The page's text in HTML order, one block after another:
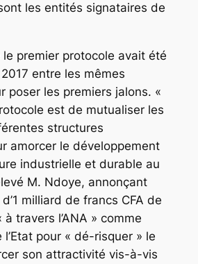
les entités signataires de
le premier protocole avait été
entre les mêmes
poser les premiers jalons. «
est de mutualiser les
structures
amorcer le développement
industrielle et durable au
M. Ndoye, annonçant
milliard de francs CFA de
travers l’ANA » comme
pour « dé-risquer » le
son attractivité vis-à-vis